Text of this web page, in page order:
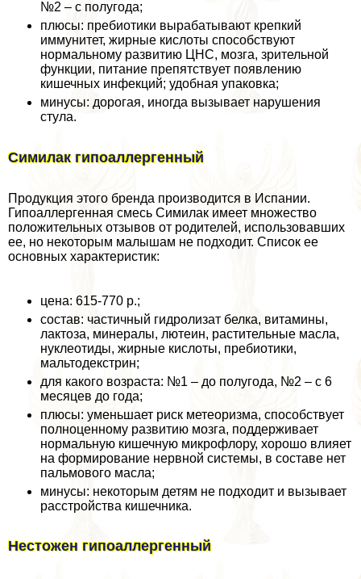
№2 – с полугода;
плюсы: пребиотики выpaбатывают крепкий
иммунитет, жирные кислоты способствуют
нормальному развитию ЦНС, мозга, зрительной
функции, питание препятствует появлению
кишечных инфекций; удобная упаковка;
минусы: дорогая, иногда вызывает нарушения
стула.
Симилак гипоаллергенный
Продукция этого бренда производится в Испании.
Гипоаллергенная смесь Симилак имеет множество
положительных отзывов от родителей, использовавших
ее, но некоторым малышам не подходит. Список ее
основных хаpaктеристик:
цена: 615-770 р.;
состав: частичный гидролизат белка, витамины,
лактоза, минералы, лютеин, растительные масла,
нуклеотиды, жирные кислоты, пребиотики,
мальтодекстрин;
для какого возраста: №1 – до полугода, №2 – с 6
месяцев до года;
плюсы: уменьшает риск метеоризма, способствует
полноценному развитию мозга, поддерживает
нормальную кишечную микрофлору, хорошо влияет
на формирование нервной системы, в составе нет
пальмового масла;
минусы: некоторым детям не подходит и вызывает
расстройства кишечника.
Нестожен гипоаллергенный